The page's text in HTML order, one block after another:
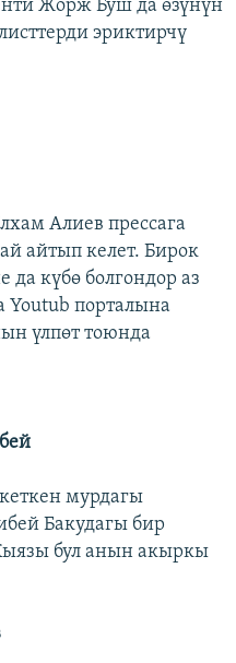
Жорж Буш да өзүнүн
эриктирчү
Алиев прессага
айтып келет. Бирок
күбө болгондор аз
порталына
үлпөт тоюнда
мурдагы
Бакудагы бир
бул анын акыркы